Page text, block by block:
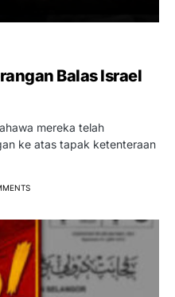
Balas Israel
mereka telah
ke atas tapak ketenteraan